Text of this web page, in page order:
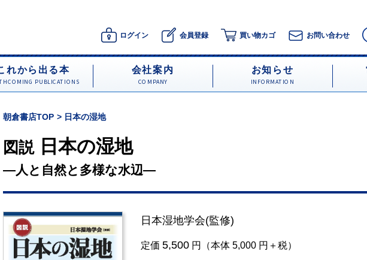
ログイン 会員登録 買い物カゴ お問い合わせ
れから出る本
PUBLICATIONS
会社案内
COMPANY
お知らせ
INFORMATION
朝倉書店TOP 日本の湿地
図説日本の湿地
―人と自然と多様な水辺―
日本湿地学会(監修)
定価 5,500 円（本体 5,000 円＋税）